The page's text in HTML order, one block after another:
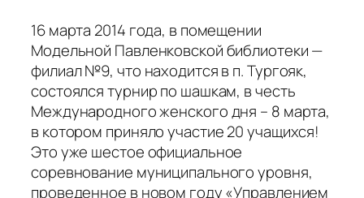
16 марта 2014 года, в помещении
Модельной Павленковской библиотеки —
филиал №9, что находится в п. Тургояк,
состоялся турнир по шашкам, в честь
Международного женского дня – 8 марта,
в котором приняло участие 20 учащихся!
Это уже шестое официальное
соревнование муниципального уровня,
проведенное в новом году «Управлением